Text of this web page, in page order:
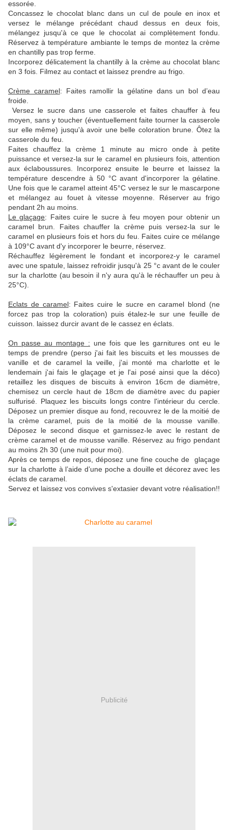
essorée.
Concassez le chocolat blanc dans un cul de poule en inox et
versez le mélange précédant chaud dessus en deux fois,
mélangez jusqu'à ce que le chocolat ai complètement fondu.
Réservez à température ambiante le temps de montez la crème
en chantilly pas trop ferme.
Incorporez délicatement la chantilly à la crème au chocolat blanc
en 3 fois. Filmez au contact et laissez prendre au frigo.
Crème caramel: Faites ramollir la gélatine dans un bol d’eau
froide.
Versez le sucre dans une casserole et faites chauffer à feu
moyen, sans y toucher (éventuellement faite tourner la casserole
sur elle même) jusqu'à avoir une belle coloration brune. Ôtez la
casserole du feu.
Faites chauffez la crème 1 minute au micro onde à petite
puissance et versez-la sur le caramel en plusieurs fois, attention
aux éclaboussures. Incorporez ensuite le beurre et laissez la
température descendre à 50 °C avant d'incorporer la gélatine.
Une fois que le caramel atteint 45°C versez le sur le mascarpone
et mélangez au fouet à vitesse moyenne. Réserver au frigo
pendant 2h au moins.
Le glaçage: Faites cuire le sucre à feu moyen pour obtenir un
caramel brun. Faites chauffer la crème puis versez-la sur le
caramel en plusieurs fois et hors du feu. Faites cuire ce mélange
à 109°C avant d'y incorporer le beurre, réservez.
Réchauffez légèrement le fondant et incorporez-y le caramel
avec une spatule, laissez refroidir jusqu'à 25 °c avant de le couler
sur la charlotte (au besoin il n'y aura qu'à le réchauffer un peu à
25°C).
Eclats de caramel: Faites cuire le sucre en caramel blond (ne
forcez pas trop la coloration) puis étalez-le sur une feuille de
cuisson. laissez durcir avant de le cassez en éclats.
On passe au montage : une fois que les garnitures ont eu le
temps de prendre (perso j'ai fait les biscuits et les mousses de
vanille et de caramel la veille, j'ai monté ma charlotte et le
lendemain j'ai fais le glaçage et je l'ai posé ainsi que la déco)
retaillez les disques de biscuits à environ 16cm de diamètre,
chemisez un cercle haut de 18cm de diamètre avec du papier
sulfurisé. Plaquez les biscuits longs contre l'intérieur du cercle.
Déposez un premier disque au fond, recouvrez le de la moitié de
la crème caramel, puis de la moitié de la mousse vanille.
Déposez le second disque et garnissez-le avec le restant de
crème caramel et de mousse vanille. Réservez au frigo pendant
au moins 2h 30 (une nuit pour moi).
Après ce temps de repos, déposez une fine couche de glaçage
sur la charlotte à l’aide d’une poche a douille et décorez avec les
éclats de caramel.
Servez et laissez vos convives s'extasier devant votre réalisation!!
Publicité